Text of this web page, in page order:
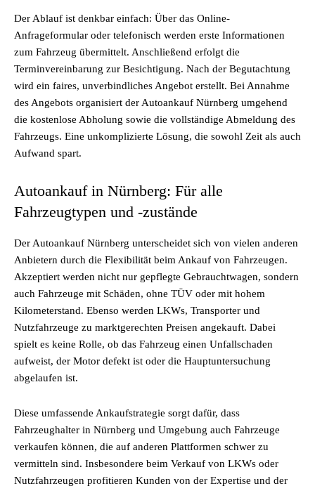
Der Ablauf ist denkbar einfach: Über das Online-
Anfrageformular oder telefonisch werden erste Informationen
zum Fahrzeug übermittelt. Anschließend erfolgt die
Terminvereinbarung zur Besichtigung. Nach der Begutachtung
wird ein faires, unverbindliches Angebot erstellt. Bei Annahme
des Angebots organisiert der Autoankauf Nürnberg umgehend
die kostenlose Abholung sowie die vollständige Abmeldung des
Fahrzeugs. Eine unkomplizierte Lösung, die sowohl Zeit als auch
Aufwand spart.
Autoankauf in Nürnberg: Für alle
Fahrzeugtypen und -zustände
Der Autoankauf Nürnberg unterscheidet sich von vielen anderen
Anbietern durch die Flexibilität beim Ankauf von Fahrzeugen.
Akzeptiert werden nicht nur gepflegte Gebrauchtwagen, sondern
auch Fahrzeuge mit Schäden, ohne TÜV oder mit hohem
Kilometerstand. Ebenso werden LKWs, Transporter und
Nutzfahrzeuge zu marktgerechten Preisen angekauft. Dabei
spielt es keine Rolle, ob das Fahrzeug einen Unfallschaden
aufweist, der Motor defekt ist oder die Hauptuntersuchung
abgelaufen ist.
Diese umfassende Ankaufstrategie sorgt dafür, dass
Fahrzeughalter in Nürnberg und Umgebung auch Fahrzeuge
verkaufen können, die auf anderen Plattformen schwer zu
vermitteln sind. Insbesondere beim Verkauf von LKWs oder
Nutzfahrzeugen profitieren Kunden von der Expertise und der